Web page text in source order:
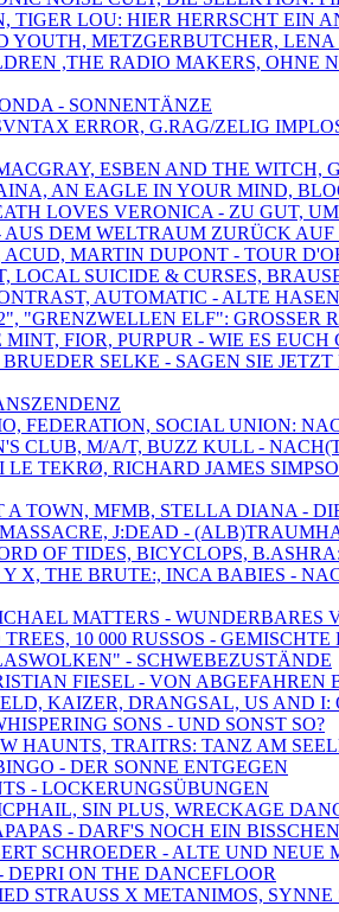
TIGER LOU: HIER HERRSCHT EIN
YOUTH, METZGERBUTCHER,
,THE RADIO MAKERS, OHNE
- SONNENTÄNZE
ERROR, G.RAG/ZELIG
ESBEN AND THE WITCH,
AN EAGLE IN YOUR MIND,
LOVES VERONICA - ZU GUT,
DEM WELTRAUM ZURÜCK
MARTIN DUPONT - TOUR
SUICIDE & CURSES,
AUTOMATIC - ALTE
"GRENZWELLEN ELF": GROSSER
FIOR, PURPUR - WIE ES EUCH
SELKE - SAGEN SIE JETZT
FEDERATION, SOCIAL UNION:
CLUB, M/A/T, BUZZ KULL -
TEKRØ, RICHARD JAMES
TOWN, MFMB, STELLA DIANA -
J:DEAD -
OF TIDES, BICYCLOPS,
X, THE BRUTE:, INCA BABIES -
MATTERS - WUNDERBARES
10 000 RUSSOS - GEMISCHTE
- SCHWEBEZUSTÄNDE
FIESEL - VON ABGEFAHREN
KAIZER, DRANGSAL, US AND
SONS - UND SONST SO?
HAUNTS, TRAITRS: TANZ AM
- DER SONNE ENTGEGEN
- LOCKERUNGSÜBUNGEN
SIN PLUS, WRECKAGE
- DARF'S NOCH EIN
SCHROEDER - ALTE UND NEUE
ON THE DANCEFLOOR
STRAUSS X METANIMOS,